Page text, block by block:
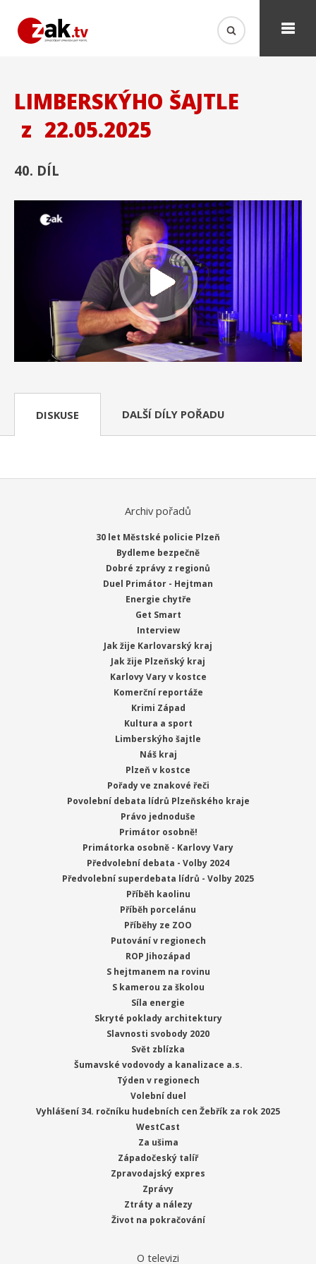
LIMBERSKÝHO ŠAJTLE
z 22.05.2025
40. DÍL
DISKUSE DALŠÍ DÍLY POŘADU
Archiv pořadů
30 let Městské policie Plzeň
Bydleme bezpečně
Dobré zprávy z regionů
Duel Primátor - Hejtman
Energie chytře
Get Smart
Interview
Jak žije Karlovarský kraj
Jak žije Plzeňský kraj
Karlovy Vary v kostce
Komerční reportáže
Krimi Západ
Kultura a sport
Limberskýho šajtle
Náš kraj
Plzeň v kostce
Pořady ve znakové řeči
Povolební debata lídrů Plzeňského kraje
Právo jednoduše
Primátor osobně!
Primátorka osobně - Karlovy Vary
Předvolební debata - Volby 2024
Předvolební superdebata lídrů - Volby 2025
Příběh kaolinu
Příběh porcelánu
Příběhy ze ZOO
Putování v regionech
ROP Jihozápad
S hejtmanem na rovinu
S kamerou za školou
Síla energie
Skryté poklady architektury
Slavnosti svobody 2020
Svět zblízka
Šumavské vodovody a kanalizace a.s.
Týden v regionech
Volební duel
Vyhlášení 34. ročníku hudebních cen Žebřík za rok 2025
WestCast
Za ušima
Západočeský talíř
Zpravodajský expres
Zprávy
Ztráty a nálezy
Život na pokračování
O televizi